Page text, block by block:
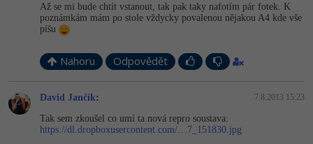
Až se mi bude chtít vstanout, tak pak taky nafotím pár fotek. K
poznámkám mám po stole vždycky povalenou nějakou A4 kde vše
píšu
Nahoru Odpovědět
David Jančík: 7.8.2013 15:23
Tak sem zkoušel co umí ta nová repro soustava:
https://dl.dropboxusercontent.com/…7_151830.jpg